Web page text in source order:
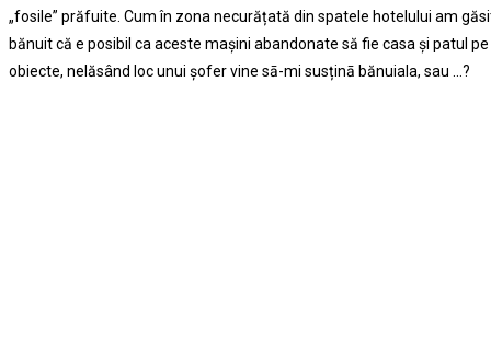
„fosile” prăfuite. Cum în zona necurățată din spatele hotelului am
bănuit că e posibil ca aceste maşini abandonate să fie casa şi patul
obiecte, nelăsând loc unui şofer vine sā-mi susținā bănuiala, sau …?